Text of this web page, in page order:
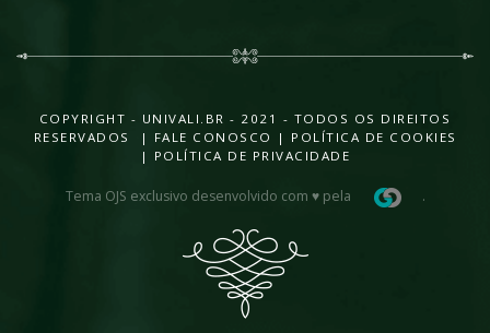
COPYRIGHT - UNIVALI.BR - 2021 - TODOS OS DIREITOS
RESERVADOS |
FALE CONOSCO | POLÍTICA DE COOKIES
| POLÍTICA DE PRIVACIDADE
Tema OJS exclusivo desenvolvido com ♥ pela .